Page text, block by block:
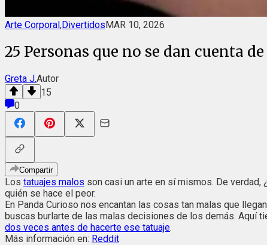
Arte Corporal,DivertidosMAR 10, 2026
25 Personas que no se dan cuenta
Greta J.Autor
15
0
Compartir
Los tatuajes malos son casi un arte en sí mismos. De verdad,
quién se hace el peor.
En Panda Curioso nos encantan las cosas tan malas que
buscas burlarte de las malas decisiones de los demás. Aquí
dos veces antes de hacerte ese tatuaje.
Más información en: Reddit